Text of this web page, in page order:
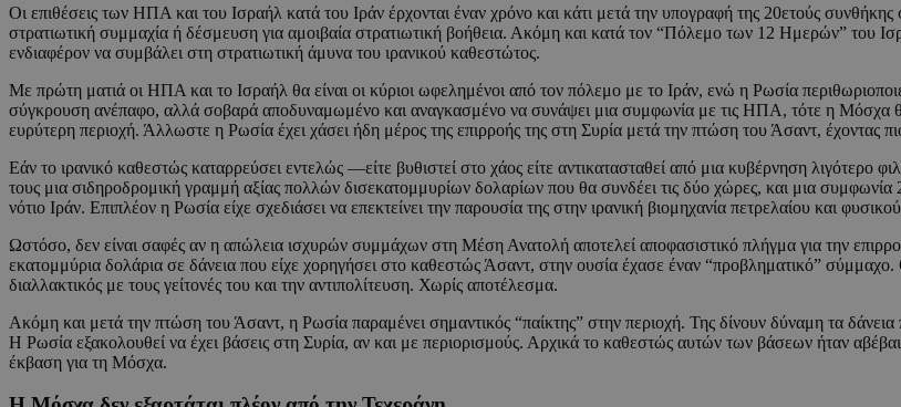
Οι επιθέσεις των ΗΠΑ και του Ισραήλ κατά του Ιράν έρχονται έναν χρόνο και κάτι μετά την υπογραφή της 20ετούς
στρατιωτική συμμαχία ή δέσμευση για αμοιβαία στρατιωτική βοήθεια. Ακόμη και κατά τον “Πόλεμο των 12 Ημερών” του
ενδιαφέρον να συμβάλει στη στρατιωτική άμυνα του ιρανικού καθεστώτος.
Με πρώτη ματιά οι ΗΠΑ και το Ισραήλ θα είναι οι κύριοι ωφελημένοι από τον πόλεμο με το Ιράν, ενώ η Ρωσία
σύγκρουση ανέπαφο, αλλά σοβαρά αποδυναμωμένο και αναγκασμένο να συνάψει μια συμφωνία με τις ΗΠΑ, τότε η Μόσχα
ευρύτερη περιοχή. Άλλωστε η Ρωσία έχει χάσει ήδη μέρος της επιρροής της στη Συρία μετά την πτώση του Άσαντ, έχοντας
Εάν το ιρανικό καθεστώς καταρρεύσει εντελώς —είτε βυθιστεί στο χάος είτε αντικατασταθεί από μια κυβέρνηση
τους μια σιδηροδρομική γραμμή αξίας πολλών δισεκατομμυρίων δολαρίων που θα συνδέει τις δύο χώρες, και μια
νότιο Ιράν. Επιπλέον η Ρωσία είχε σχεδιάσει να επεκτείνει την παρουσία της στην ιρανική βιομηχανία πετρελαίου και
Ωστόσο, δεν είναι σαφές αν η απώλεια ισχυρών συμμάχων στη Μέση Ανατολή αποτελεί αποφασιστικό πλήγμα για την
εκατομμύρια δολάρια σε δάνεια που είχε χορηγήσει στο καθεστώς Άσαντ, στην ουσία έχασε έναν “προβληματικό” σύμμαχο.
διαλλακτικός με τους γείτονές του και την αντιπολίτευση. Χωρίς αποτέλεσμα.
Ακόμη και μετά την πτώση του Άσαντ, η Ρωσία παραμένει σημαντικός “παίκτης” στην περιοχή. Της δίνουν δύναμη τα
Η Ρωσία εξακολουθεί να έχει βάσεις στη Συρία, αν και με περιορισμούς. Αρχικά το καθεστώς αυτών των βάσεων ήταν
έκβαση για τη Μόσχα.